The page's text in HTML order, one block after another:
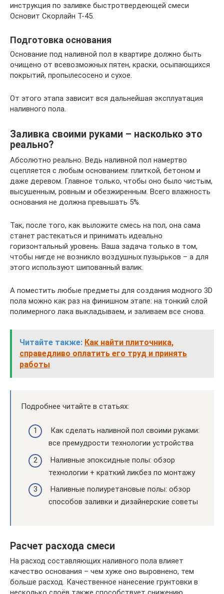
инструкция по заливке быстротвердеющей смеси
Основит Скорлайн Т-45.
Подготовка основания
Основание под наливной пол в квартире должно быть
очищено от всевозможных пятен, краски, осыпающихся
покрытий, пропылесосено и сухое.
От этого этапа зависит вся дальнейшая эксплуатация
наливного пола.
Заливка своими руками – насколько это
реально?
Абсолютно реально. Ведь наливной пол намертво
сцепляется с любым основанием: плиткой, бетоном и
даже деревом. Главное только, чтобы оно было чистым,
высушенным, ровным и обезжиренным. Всего влажность
основания не должна превышать 5%.
Так, после того, как выложите смесь на пол, она сама
станет растекаться и принимать идеально
горизонтальный уровень. Ваша задача только в том,
чтобы нигде не возникло воздушных пузырьков – а для
этого используют шипованный валик.
А поместить любые предметы для создания модного 3D
пола можно как раз на финишном этапе: на тонкий слой
полимерного лака выкладываем, и заливаем все снова.
Читайте также: Как найти плиточника,
справедливо оплатить его труд и принять
работы
Подробнее читайте в статьях:
Как сделать наливной пол своими руками:
все премудрости технологии устройства
Наливные эпоксидные полы: обзор
технологии + краткий ликбез по монтажу
Наливные полиуретановые полы: обзор
способов заливки и дизайнерские советы
Расчет расхода смеси
На расход составляющих наливного пола влияет
качество основания – чем хуже оно выровнено, тем
больше расход. Качественное нанесение грунтовки в